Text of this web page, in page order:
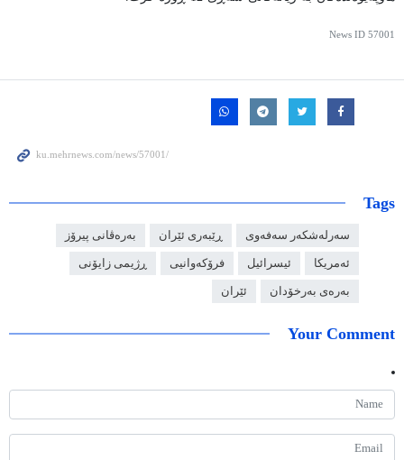
News ID 57001
Tags
سەرلەشکەر سەفەوی ڕێبەری ئێران بەرەڤانی پیرۆز
ئەمریکا ئیسرائیل فرۆکەوانیی ڕژیمی زایۆنی
بەرەی بەرخۆدان ئێران
Your Comment